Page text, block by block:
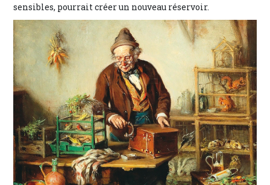
sensibles, pourrait créer un nouveau réservoir.